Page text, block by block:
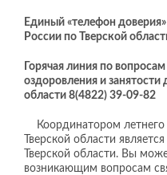
Единый «телефон
России по Тверской
Горячая линия по
оздоровления и
области 8(4822) 39-09-82
Координатором летнего
Тверской области
Тверской области. Вы
возникающим вопросам